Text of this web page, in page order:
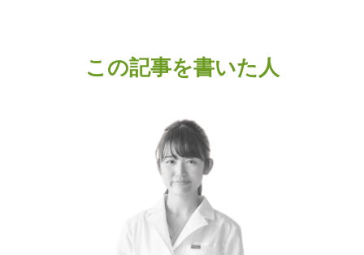
この記事を書いた人